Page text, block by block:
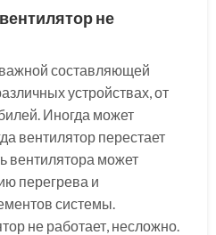
не
составляющей
устройствах, от
Иногда может
вентилятор перестает
вентилятора может
перегрева и
системы.
не работает, несложно.